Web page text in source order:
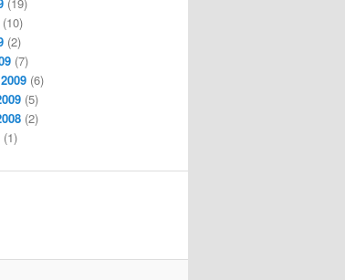
(10)
(2)
(7)
(6)
(5)
(2)
(1)